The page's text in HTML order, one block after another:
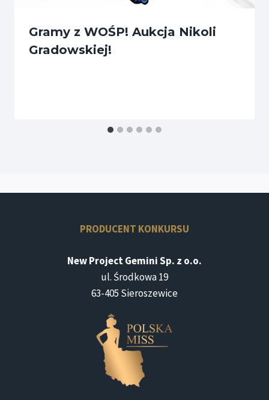
Gramy z WOŚP! Aukcja Nikoli
Gradowskiej!
PRODUCENT KONKURSU
New Project Gemini Sp. z o.o.
ul. Środkowa 19
63-405 Sieroszewice